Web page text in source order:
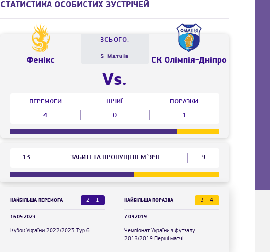
СТАТИСТИКА ОСОБИСТИХ ЗУСТРІЧЕЙ
Фенікс
ВСЬОГО:
5 Матчів
Vs.
СК Олімпія-Дніпро
ПЕРЕМОГИ
4
НІЧИЇ
0
ПОРАЗКИ
1
13 ЗАБИТІ ТА ПРОПУЩЕНІ М`ЯЧІ 9
НАЙБІЛЬША ПЕРЕМОГА 2 - 1
16.05.2023
Кубок України 2022/2023 Тур 6
НАЙБІЛЬША ПОРАЗКА 3 - 4
7.03.2019
Чемпіонат України з футзалу
2018/2019 Перші матчі